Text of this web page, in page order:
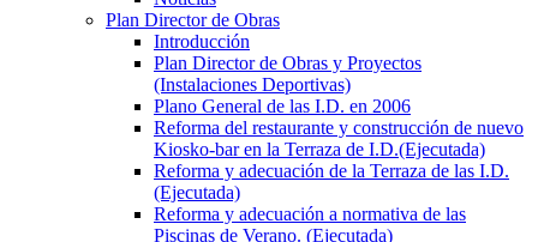
Plan Director de Obras
Introducción
Plan Director de Obras y Proyectos
(Instalaciones Deportivas)
Plano General de las I.D. en 2006
Reforma del restaurante y construcción de nuevo
Kiosko-bar en la Terraza de I.D.(Ejecutada)
Reforma y adecuación de la Terraza de las I.D.
(Ejecutada)
Reforma y adecuación a normativa de las
Piscinas de Verano. (Ejecutada)